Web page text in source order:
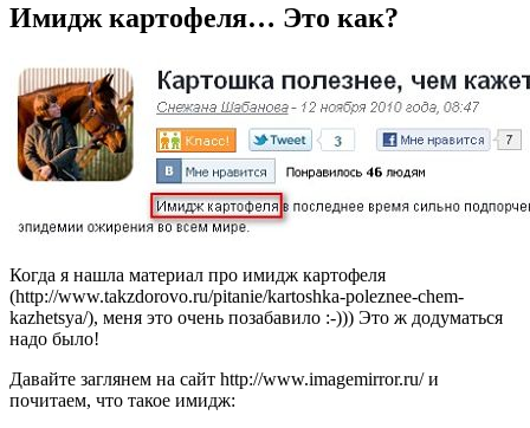
Имидж картофеля… Это как?
Когда я нашла материал про имидж картофеля
(http://www.takzdorovo.ru/pitanie/kartoshka-poleznee-chem-
kazhetsya/), меня это очень позабавило :-))) Это ж додуматься
надо было!
Давайте заглянем на сайт http://www.imagemirror.ru/ и
почитаем, что такое имидж: